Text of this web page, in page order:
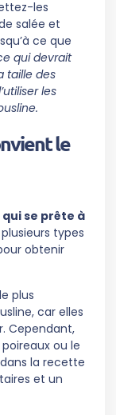
les
salée et
ce que
qui devrait
taille des
les
le
se prête à
types
obtenir
plus
car elles
Cependant,
ou le
la recette
et un